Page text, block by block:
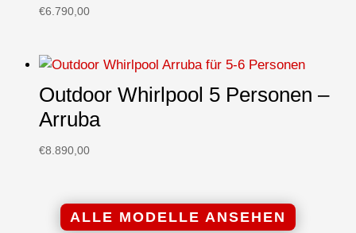
€6.790,00
Outdoor Whirlpool 5 Personen –
Arruba
€8.890,00
ALLE MODELLE ANSEHEN